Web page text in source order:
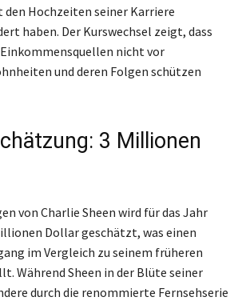
den Hochzeiten seiner Karriere
haben. Der Kurswechsel zeigt, dass
nicht vor
und deren Folgen schützen
3 Millionen
von Charlie Sheen wird für das Jahr
Dollar geschätzt, was einen
im Vergleich zu seinem früheren
Während Sheen in der Blüte seiner
durch die renommierte Fernsehserie